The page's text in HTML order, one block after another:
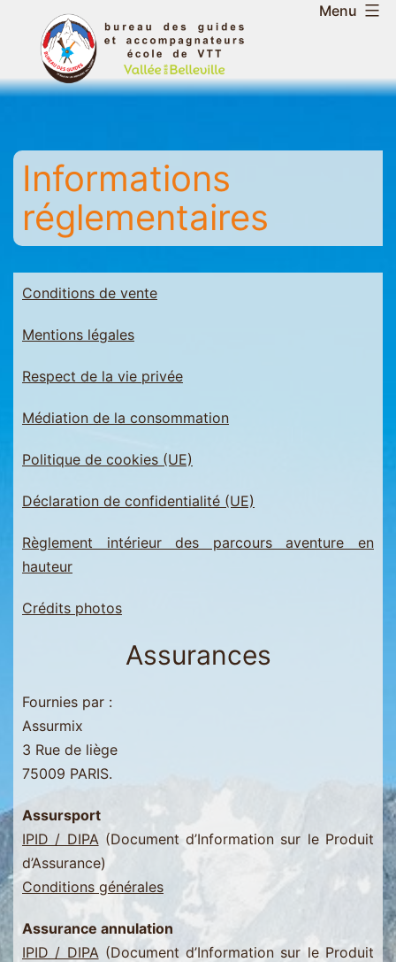
contenuBureau
des
guides
accompagnateurs
de
la
vallée
des
-
Martin
Les
Menuires
Val
Menu
Informations
réglementaires
Conditions de vente
Mentions légales
Respect de la vie privée
Médiation de la consommation
Politique de cookies (UE)
Déclaration de confidentialité (UE)
Règlement intérieur des parcours aventure en
hauteur
Crédits photos
Assurances
Fournies par :
Assurmix
3 Rue de liège
75009 PARIS.
Assursport
IPID / DIPA(Document d’Information sur le Produit
d’Assurance)
Conditions générales
Assurance annulation
IPID / DIPA(Document d’Information sur le Produit